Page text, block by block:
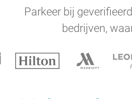
Parkeer bij
bedrijven,